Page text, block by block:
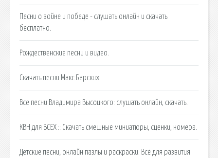
Песни о войне и победе - слушать онлайн и скачать
бесплатно.
Рождественские песни и видео.
Скачать песни Макс Барских
Все песни Владимира Высоцкого: слушать онлайн, скачать.
КВН для ВСЕХ :: Скачать смешные миниатюры, сценки, номера.
Детские песни, онлайн пазлы и раскраски. Всё для развития.